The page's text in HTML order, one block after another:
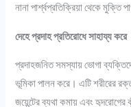
নানা পার্শ্বপ্রতিক্রিয়া থেকে মুক্তি
দেহে প্রদাহ প্রতিরোধে সাহায্য করে
প্রদাহজনিত সমস্যায় ভোগা
ভূমিকা পালন করে। এটি শরীরের
জয়েন্টের ব্যথা কমায় এবং